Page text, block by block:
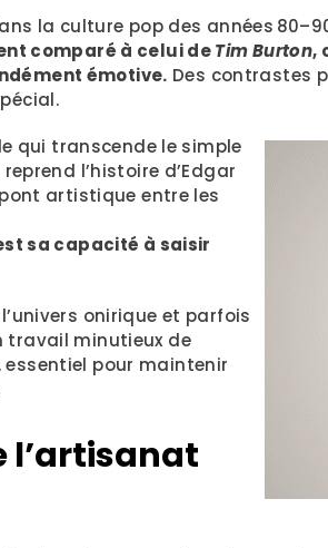
la culture pop des années
comparé à celui deTim Burton,
émotive. Des contrastes
qui transcende le simple
reprend l’histoire d’Edgar
artistique entre les
sa capacité à saisir
onirique et parfois
travail minutieux de
pour maintenir
l’artisanat